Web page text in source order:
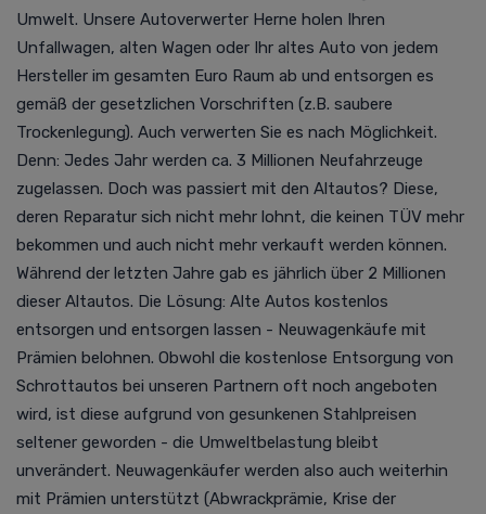
Umwelt. Unsere Autoverwerter Herne holen Ihren
Unfallwagen, alten Wagen oder Ihr altes Auto von jedem
Hersteller im gesamten Euro Raum ab und entsorgen es
gemäß der gesetzlichen Vorschriften (z.B. saubere
Trockenlegung). Auch verwerten Sie es nach Möglichkeit.
Denn: Jedes Jahr werden ca. 3 Millionen Neufahrzeuge
zugelassen. Doch was passiert mit den Altautos? Diese,
deren Reparatur sich nicht mehr lohnt, die keinen TÜV mehr
bekommen und auch nicht mehr verkauft werden können.
Während der letzten Jahre gab es jährlich über 2 Millionen
dieser Altautos. Die Lösung: Alte Autos kostenlos
entsorgen und entsorgen lassen - Neuwagenkäufe mit
Prämien belohnen. Obwohl die kostenlose Entsorgung von
Schrottautos bei unseren Partnern oft noch angeboten
wird, ist diese aufgrund von gesunkenen Stahlpreisen
seltener geworden - die Umweltbelastung bleibt
unverändert. Neuwagenkäufer werden also auch weiterhin
mit Prämien unterstützt (Abwrackprämie, Krise der